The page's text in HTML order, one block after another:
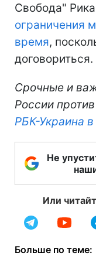
Свобода"
ограничения
время,
договориться.
Срочные и
России
РБК-Украина
Не
Или
Больше по теме: